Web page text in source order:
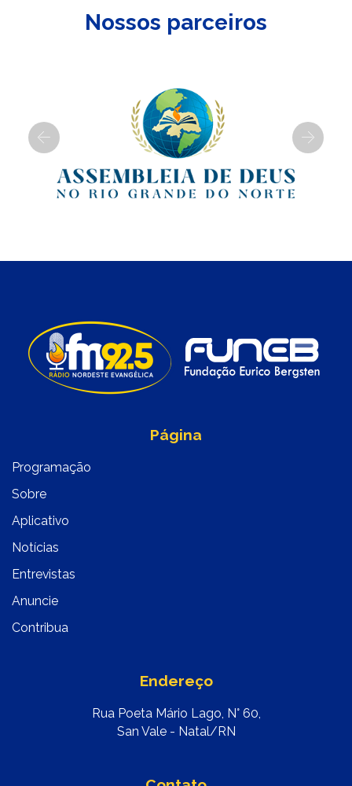
Nossos parceiros
Previous Next
Página
Programação
Sobre
Aplicativo
Notícias
Entrevistas
Anuncie
Contribua
Endereço
Rua Poeta Mário Lago, N° 60,
San Vale - Natal/RN